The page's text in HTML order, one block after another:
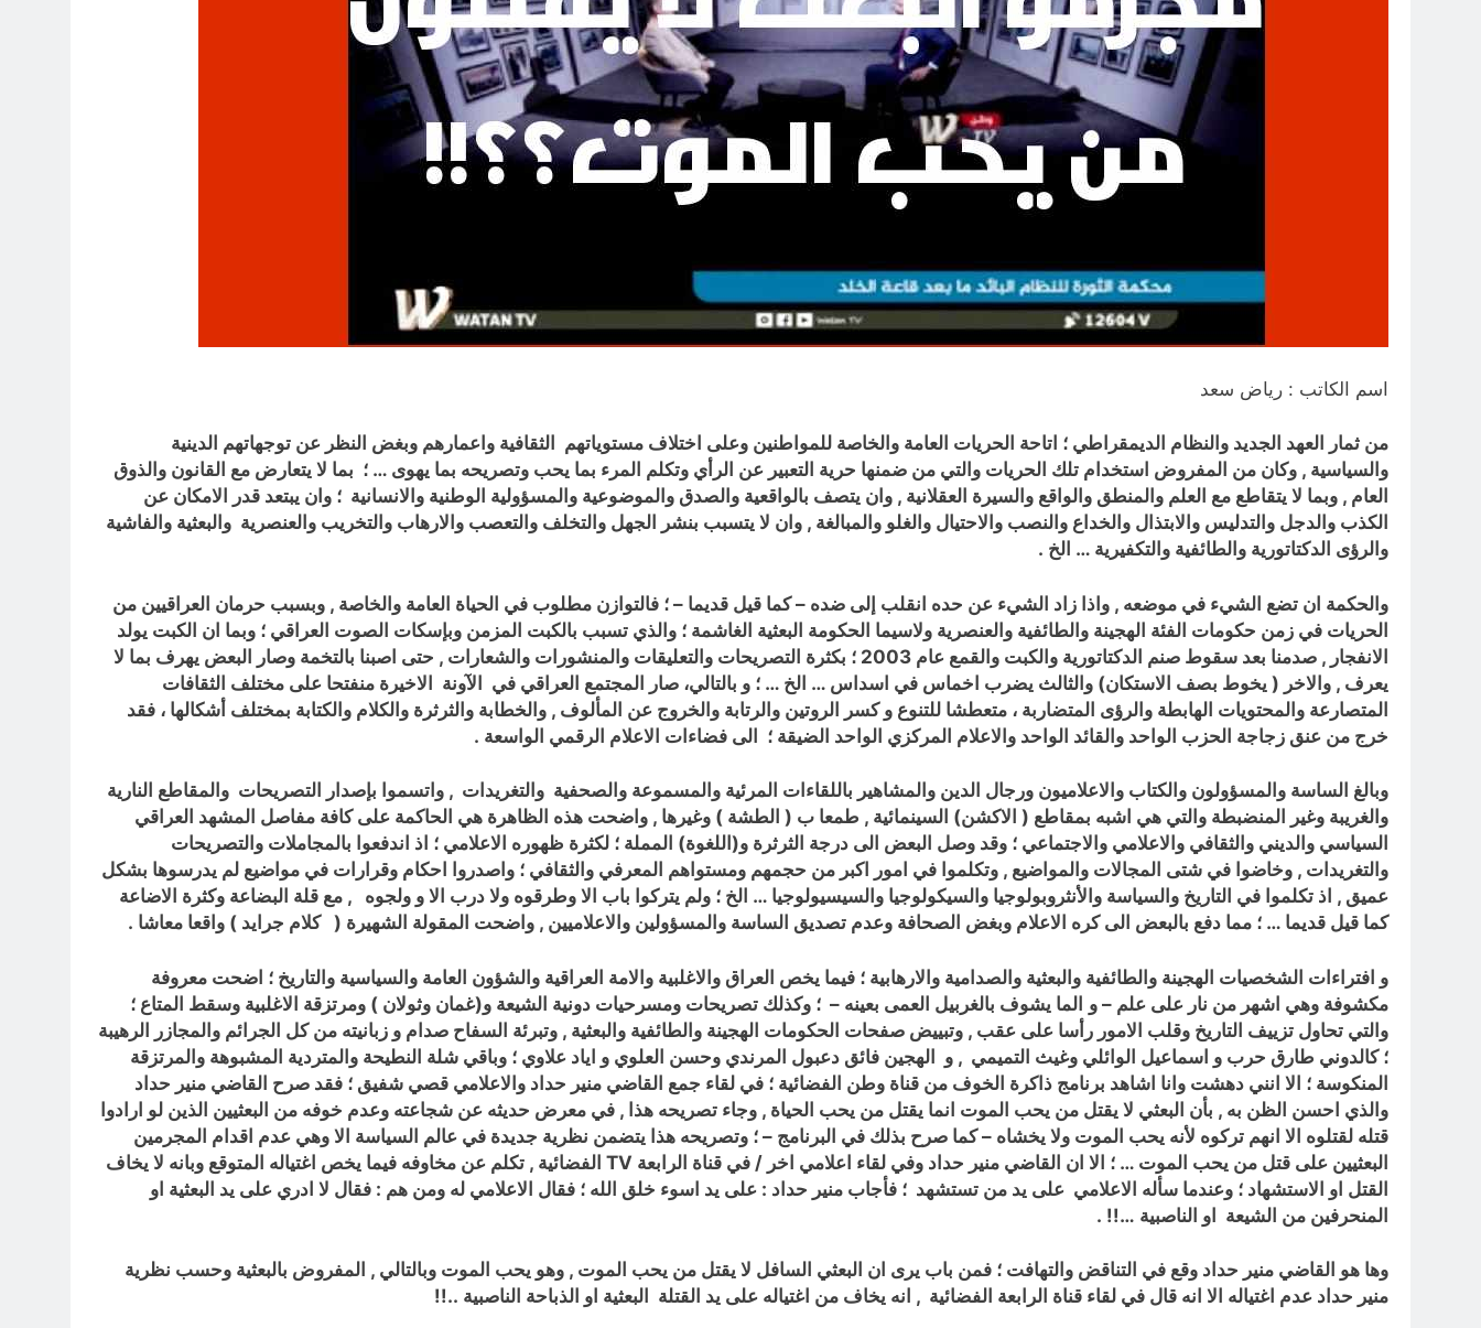
اسم الكاتب : رياض سعد
من ثمار العهد الجديد والنظام الديمقراطي ؛ اتاحة الحريات العامة والخاصة للمواطنين وعلى اختلاف مستوياتهم الثقافية واعمارهم وبغض النظر عن توجهاتهم الدينية
والسياسية , وكان من المفروض استخدام تلك الحريات والتي من ضمنها حرية التعبير عن الرأي وتكلم المرء بما يحب وتصريحه بما يهوى … ؛ بما لا يتعارض مع القانون والذوق
العام , وبما لا يتقاطع مع العلم والمنطق والواقع والسيرة العقلانية , وان يتصف بالواقعية والصدق والموضوعية والمسؤولية الوطنية والانسانية ؛ وان يبتعد قدر الامكان عن
الكذب والدجل والتدليس والابتذال والخداع والنصب والاحتيال والغلو والمبالغة , وان لا يتسبب بنشر الجهل والتخلف والتعصب والارهاب والتخريب والعنصرية والبعثية والفاشية
والرؤى الدكتاتورية والطائفية والتكفيرية … الخ .
والحكمة ان تضع الشيء في موضعه , واذا زاد الشيء عن حده انقلب إلى ضده – كما قيل قديما – ؛ فالتوازن مطلوب في الحياة العامة والخاصة , وبسبب حرمان العراقيين من
الحريات في زمن حكومات الفئة الهجينة والطائفية والعنصرية ولاسيما الحكومة البعثية الغاشمة ؛ والذي تسبب بالكبت المزمن وبإسكات الصوت العراقي ؛ وبما ان الكبت يولد
الانفجار , صدمنا بعد سقوط صنم الدكتاتورية والكبت والقمع عام 2003 ؛ بكثرة التصريحات والتعليقات والمنشورات والشعارات , حتى اصبنا بالتخمة وصار البعض يهرف بما لا
يعرف , والاخر ( يخوط بصف الاستكان) والثالث يضرب اخماس في اسداس … الخ … ؛ و بالتالي، صار المجتمع العراقي في الآونة الاخيرة منفتحا على مختلف الثقافات
المتصارعة والمحتويات الهابطة والرؤى المتضاربة ، متعطشا للتنوع و كسر الروتين والرتابة والخروج عن المألوف , والخطابة والثرثرة والكلام والكتابة بمختلف أشكالها ، فقد
خرج من عنق زجاجة الحزب الواحد والقائد الواحد والاعلام المركزي الواحد الضيقة ؛ الى فضاءات الاعلام الرقمي الواسعة .
وبالغ الساسة والمسؤولون والكتاب والاعلاميون ورجال الدين والمشاهير باللقاءات المرئية والمسموعة والصحفية والتغريدات , واتسموا بإصدار التصريحات والمقاطع النارية
والغريبة وغير المنضبطة والتي هي اشبه بمقاطع ( الاكشن) السينمائية , طمعا ب ( الطشة ) وغيرها , واضحت هذه الظاهرة هي الحاكمة على كافة مفاصل المشهد العراقي
السياسي والديني والثقافي والاعلامي والاجتماعي ؛ وقد وصل البعض الى درجة الثرثرة و(اللغوة) المملة ؛ لكثرة ظهوره الاعلامي ؛ اذ اندفعوا بالمجاملات والتصريحات
والتغريدات , وخاضوا في شتى المجالات والمواضيع , وتكلموا في امور اكبر من حجمهم ومستواهم المعرفي والثقافي ؛ واصدروا احكام وقرارات في مواضيع لم يدرسوها بشكل
عميق , اذ تكلموا في التاريخ والسياسة والأنثروبولوجيا والسيكولوجيا والسيسيولوجيا … الخ ؛ ولم يتركوا باب الا وطرقوه ولا درب الا و ولجوه , مع قلة البضاعة وكثرة الاضاعة
كما قيل قديما … ؛ مما دفع بالبعض الى كره الاعلام وبغض الصحافة وعدم تصديق الساسة والمسؤولين والاعلاميين , واضحت المقولة الشهيرة ( كلام جرايد ) واقعا معاشا .
و افتراءات الشخصيات الهجينة والطائفية والبعثية والصدامية والارهابية ؛ فيما يخص العراق والاغلبية والامة العراقية والشؤون العامة والسياسية والتاريخ ؛ اضحت معروفة
مكشوفة وهي اشهر من نار على علم – و الما يشوف بالغربيل العمى بعينه – ؛ وكذلك تصريحات ومسرحيات دونية الشيعة و(غمان وثولان ) ومرتزقة الاغلبية وسقط المتاع ؛
والتي تحاول تزييف التاريخ وقلب الامور رأسا على عقب , وتبييض صفحات الحكومات الهجينة والطائفية والبعثية , وتبرئة السفاح صدام و زبانيته من كل الجرائم والمجازر الرهيبة
؛ كالدوني طارق حرب و اسماعيل الوائلي وغيث التميمي , و الهجين فائق دعبول المرندي وحسن العلوي و اياد علاوي ؛ وباقي شلة النطيحة والمتردية المشبوهة والمرتزقة
المنكوسة ؛ الا انني دهشت وانا اشاهد برنامج ذاكرة الخوف من قناة وطن الفضائية ؛ في لقاء جمع القاضي منير حداد والاعلامي قصي شفيق ؛ فقد صرح القاضي منير حداد
والذي احسن الظن به , بأن البعثي لا يقتل من يحب الموت انما يقتل من يحب الحياة , وجاء تصريحه هذا , في معرض حديثه عن شجاعته وعدم خوفه من البعثيين الذين لو ارادوا
قتله لقتلوه الا انهم تركوه لأنه يحب الموت ولا يخشاه – كما صرح بذلك في البرنامج – ؛ وتصريحه هذا يتضمن نظرية جديدة في عالم السياسة الا وهي عدم اقدام المجرمين
البعثيين على قتل من يحب الموت … ؛ الا ان القاضي منير حداد وفي لقاء اعلامي اخر / في قناة الرابعة TV الفضائية , تكلم عن مخاوفه فيما يخص اغتياله المتوقع وبانه لا يخاف
القتل او الاستشهاد ؛ وعندما سأله الاعلامي على يد من تستشهد ؛ فأجاب منير حداد : على يد اسوء خلق الله ؛ فقال الاعلامي له ومن هم : فقال لا ادري على يد البعثية او
المنحرفين من الشيعة او الناصبية …!! .
وها هو القاضي منير حداد وقع في التناقض والتهافت ؛ فمن باب يرى ان البعثي السافل لا يقتل من يحب الموت , وهو يحب الموت وبالتالي , المفروض بالبعثية وحسب نظرية
منير حداد عدم اغتياله الا انه قال في لقاء قناة الرابعة الفضائية , انه يخاف من اغتياله على يد القتلة البعثية او الذباحة الناصبية ..!!